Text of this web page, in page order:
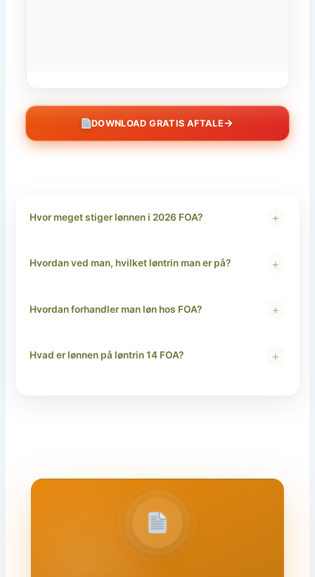
DOWNLOAD GRATIS AFTALE→
Hvor meget stiger lønnen i 2026 FOA? +
Hvordan ved man, hvilket løntrin man er på? +
Hvordan forhandler man løn hos FOA? +
Hvad er lønnen på løntrin 14 FOA? +